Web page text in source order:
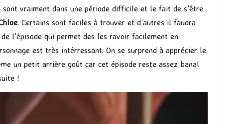
vraiment dans une période difficile et le fait de s’être
. Certains sont faciles à trouver et d’autres il faudra
l’épisode qui permet des les ravoir facilement en
est très intérressant. On se surprend à apprécier le
un petit arrière goût car cet épisode reste assez banal
!